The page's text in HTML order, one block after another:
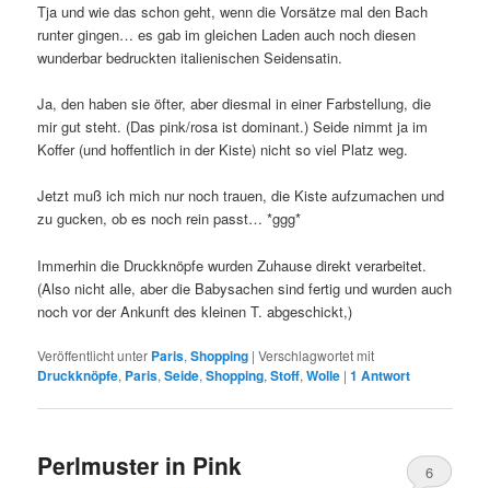
Tja und wie das schon geht, wenn die Vorsätze mal den Bach
runter gingen… es gab im gleichen Laden auch noch diesen
wunderbar bedruckten italienischen Seidensatin.
Ja, den haben sie öfter, aber diesmal in einer Farbstellung, die
mir gut steht. (Das pink/rosa ist dominant.) Seide nimmt ja im
Koffer (und hoffentlich in der Kiste) nicht so viel Platz weg.
Jetzt muß ich mich nur noch trauen, die Kiste aufzumachen und
zu gucken, ob es noch rein passt… *ggg*
Immerhin die Druckknöpfe wurden Zuhause direkt verarbeitet.
(Also nicht alle, aber die Babysachen sind fertig und wurden auch
noch vor der Ankunft des kleinen T. abgeschickt,)
Veröffentlicht unter Paris,Shopping |Verschlagwortet mit
Druckknöpfe, Paris,Seide,Shopping,Stoff,Wolle |1 Antwort
Perlmuster in Pink 6